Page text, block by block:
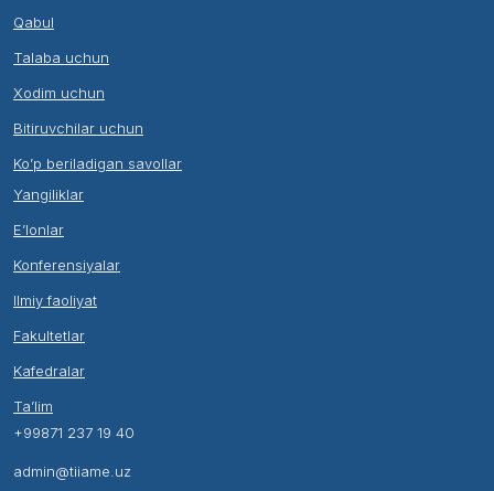
Qabul
Talaba uchun
Xodim uchun
Bitiruvchilar uchun
Ko’p beriladigan savollar
Yangiliklar
E’lonlar
Konferensiyalar
Ilmiy faoliyat
Fakultetlar
Kafedralar
Ta’lim
+99871 237 19 40
admin@tiiame.uz